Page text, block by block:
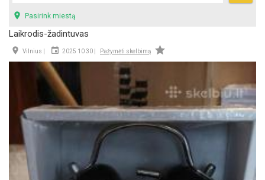
 Pasirink miestą
Laikrodis-žadintuvas
Vilnius | 2025 10 30 | Pažymėti skelbimą 